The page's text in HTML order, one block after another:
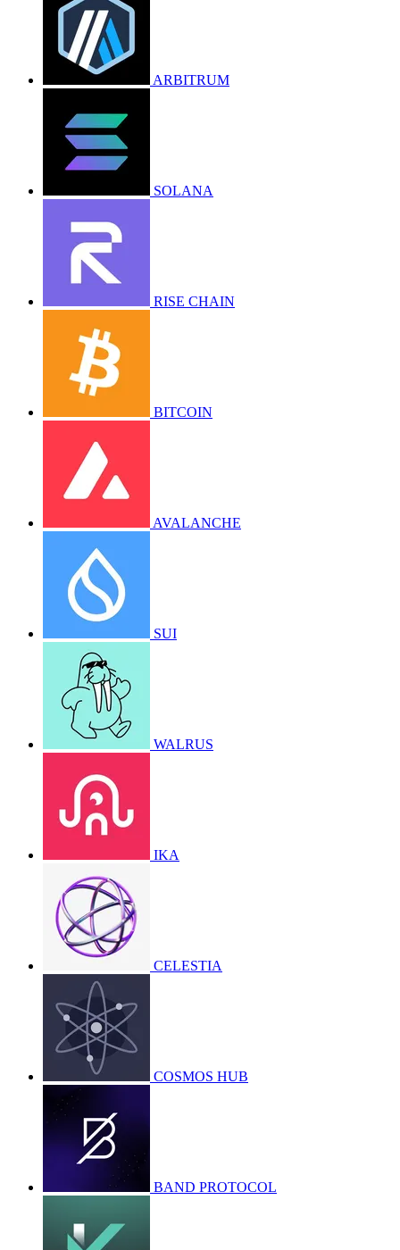
ARBITRUM
SOLANA
RISE CHAIN
BITCOIN
AVALANCHE
SUI
WALRUS
IKA
CELESTIA
COSMOS HUB
BAND PROTOCOL